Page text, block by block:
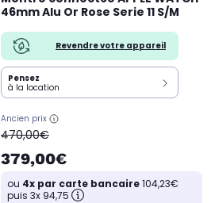
46mm Alu Or Rose Serie 11 S/M
Revendre votre appareil
Pensez
à la location
Ancien prix
oldPrice
470,00€
379,00€
ou 4x par carte bancaire104,23€
puis 3x 94,75